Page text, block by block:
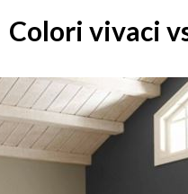
Colori vivaci